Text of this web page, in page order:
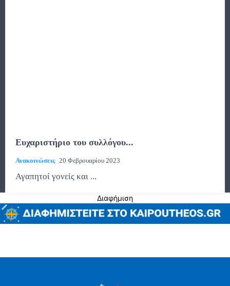
Ευχαριστήριο του συλλόγου...
Ανακοινώσεις 20 Φεβρουαρίου 2023
Αγαπητοί γονείς και ...
Διαφήμιση